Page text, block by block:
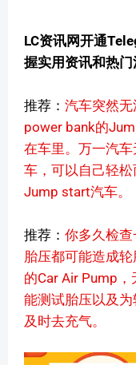
LC资讯网开通
握实用资讯和热门
推荐： 汽车突然
power bank的
在车里。万一汽
车，可以自己轻
Jump start汽车。
推荐： 你多久检
胎压都可能造成
的Car Air Pump
能测试胎压以及
及时去充气。